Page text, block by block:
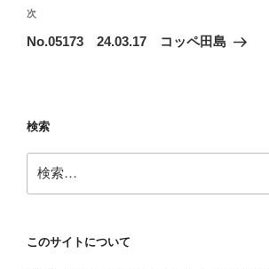
ビ
ゲ
ン
稿
次
の
次
No.05173 24.03.17 コッペ田島
検索
索:
このサイトについて